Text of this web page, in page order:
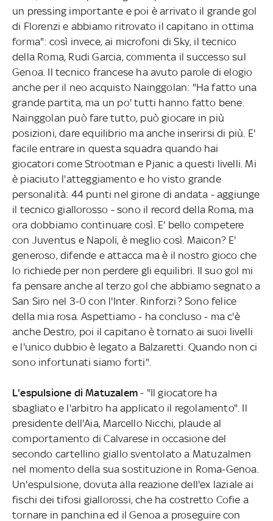
un pressing importante e poi è arrivato il grande gol
di Florenzi e abbiamo ritrovato il capitano in ottima
forma": così invece, ai microfoni di Sky, il tecnico
della Roma, Rudi Garcia, commenta il successo sul
Genoa. Il tecnico francese ha avuto parole di elogio
anche per il neo acquisto Nainggolan: "Ha fatto una
grande partita, ma un po' tutti hanno fatto bene.
Nainggolan può fare tutto, può giocare in più
posizioni, dare equilibrio ma anche inserirsi di più. E'
facile entrare in questa squadra quando hai
giocatori come Strootman e Pjanic a questi livelli. Mi
è piaciuto l'atteggiamento e ho visto grande
personalità: 44 punti nel girone di andata - aggiunge
il tecnico giallorosso - sono il record della Roma, ma
ora dobbiamo continuare così. E' bello competere
con Juventus e Napoli, è meglio così. Maicon? E'
generoso, difende e attacca ma è il nostro gioco che
lo richiede per non perdere gli equilibri. Il suo gol mi
fa pensare anche al terzo gol che abbiamo segnato a
San Siro nel 3-0 con l'Inter. Rinforzi? Sono felice
della mia rosa. Aspettiamo - ha concluso - ma c'è
anche Destro, poi il capitano è tornato ai suoi livelli
e l'unico dubbio è legato a Balzaretti. Quando non ci
sono infortunati siamo forti".
L'espulsione di Matuzalem- "Il giocatore ha
sbagliato e l'arbitro ha applicato il regolamento". Il
presidente dell'Aia, Marcello Nicchi, plaude al
comportamento di Calvarese in occasione del
secondo cartellino giallo sventolato a Matuzalmen
nel momento della sua sostituzione in Roma-Genoa.
Un'espulsione, dovuta alla reazione dell'ex laziale ai
fischi dei tifosi giallorossi, che ha costretto Cofie a
tornare in panchina ed il Genoa a proseguire con